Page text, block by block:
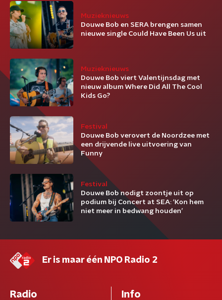
Muzieknieuws
Douwe Bob en SERA brengen samen
nieuwe single Could Have Been Us uit
Muzieknieuws
Douwe Bob viert Valentijnsdag met
nieuw album Where Did All The Cool
Kids Go?
Festival
Douwe Bob verovert de Noordzee met
een drijvende live uitvoering van
Funny
Festival
Douwe Bob nodigt zoontje uit op
podium bij Concert at SEA: ‘Kon hem
niet meer in bedwang houden’
Er is maar één NPO Radio 2
Radio Info